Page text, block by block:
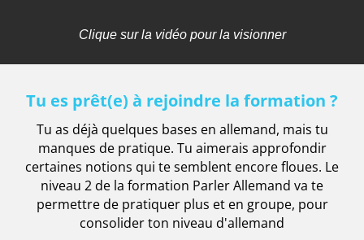
Clique sur la vidéo pour la visionner
Tu es prêt(e) à rejoindre la formation ?
Tu as déjà quelques bases en allemand, mais tu
manques de pratique. Tu aimerais approfondir
certaines notions qui te semblent encore floues. Le
niveau 2 de la formation Parler Allemand va te
permettre de pratiquer plus et en groupe, pour
consolider ton niveau d'allemand